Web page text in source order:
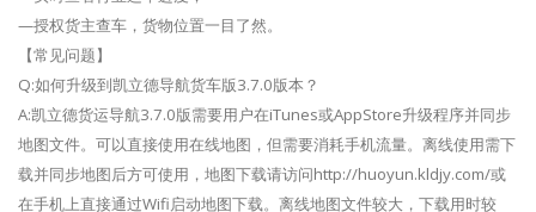
—授权货主查车，货物位置一目了然。
【常见问题】
Q:如何升级到凯立德导航货车版3.7.0版本？
A:凯立德货运导航3.7.0版需要用户在iTunes或AppStore升级程序并同步
地图文件。可以直接使用在线地图，但需要消耗手机流量。离线使用需下
载并同步地图后方可使用，地图下载请访问http://huoyun.kldjy.com/或
在手机上直接通过Wifi启动地图下载。离线地图文件较大，下载用时较